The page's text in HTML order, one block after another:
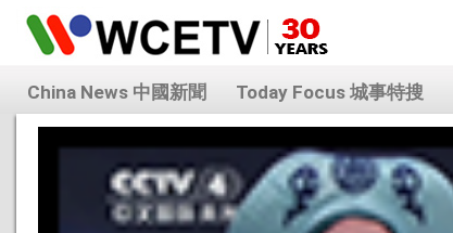
China News 中國新聞 Today Focus 城事特搜